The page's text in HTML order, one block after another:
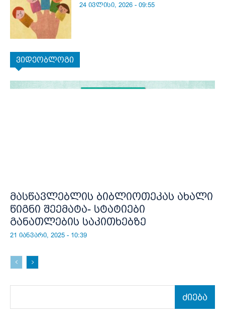
24 ივლისი, 2026 - 09:55
ვიდეობლოგი
მასწავლებლის ბიბლიოთეკას ახალი
წიგნი შეემატა- სტატიები
განათლების საკითხებზე
21 იანვარი, 2025 - 10:39
ძიება